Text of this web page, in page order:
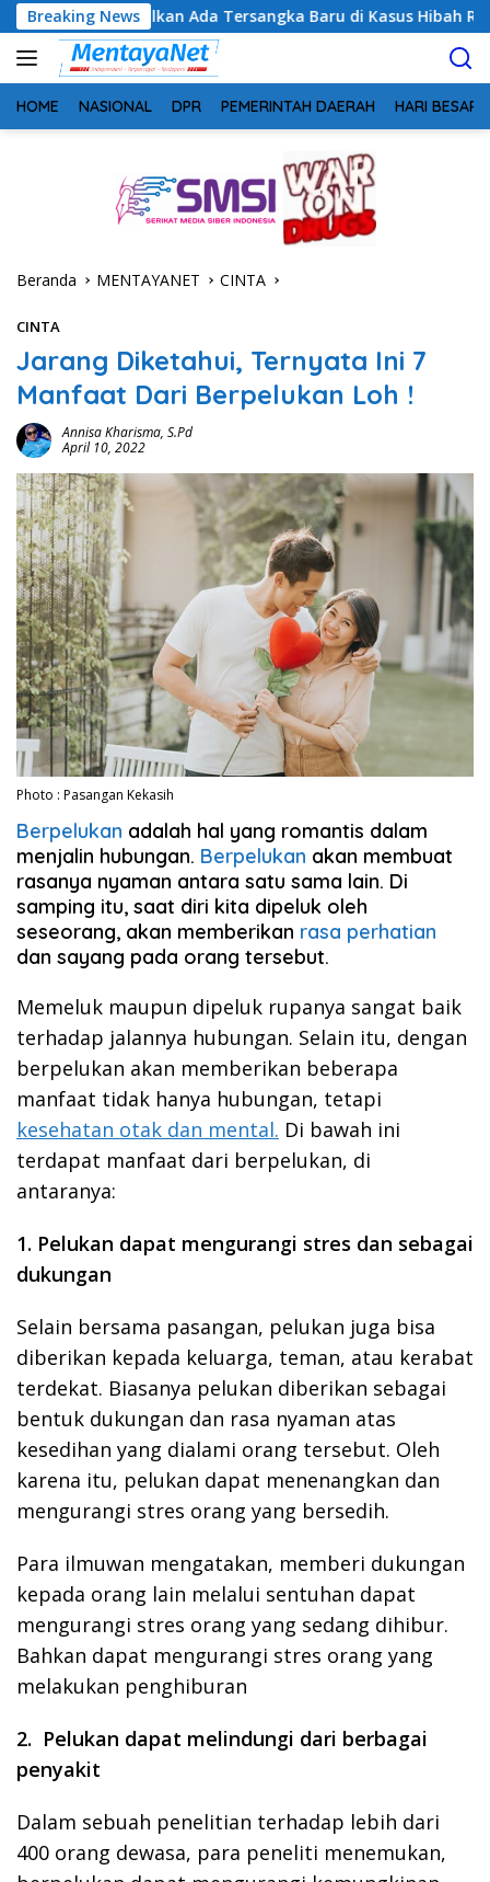
Langsung
ke
konten
Breaking News
Ada Tersangka Baru di Kasus Hibah Rp40 Miliar
HOME NASIONAL DPR PEMERINTAH DAERAH HARI BESAR
Beranda MENTAYANET CINTA
CINTA
Jarang Diketahui, Ternyata Ini 7
Manfaat Dari Berpelukan Loh !
Annisa Kharisma, S.Pd
April 10, 2022
Photo : Pasangan Kekasih
Berpelukan adalah hal yang romantis dalam
menjalin hubungan. Berpelukan akan membuat
rasanya nyaman antara satu sama lain. Di
samping itu, saat diri kita dipeluk oleh
seseorang, akan memberikan rasa perhatian
dan sayang pada orang tersebut.
Memeluk maupun dipeluk rupanya sangat baik
terhadap jalannya hubungan. Selain itu, dengan
berpelukan akan memberikan beberapa
manfaat tidak hanya hubungan, tetapi
kesehatan otak dan mental. Di bawah ini
terdapat manfaat dari berpelukan, di
antaranya:
1. Pelukan dapat mengurangi stres dan sebagai
dukungan
Selain bersama pasangan, pelukan juga bisa
diberikan kepada keluarga, teman, atau kerabat
terdekat. Biasanya pelukan diberikan sebagai
bentuk dukungan dan rasa nyaman atas
kesedihan yang dialami orang tersebut. Oleh
karena itu, pelukan dapat menenangkan dan
mengurangi stres orang yang bersedih.
Para ilmuwan mengatakan, memberi dukungan
kepada orang lain melalui sentuhan dapat
mengurangi stres orang yang sedang dihibur.
Bahkan dapat mengurangi stres orang yang
melakukan penghiburan
2. Pelukan dapat melindungi dari berbagai
penyakit
Dalam sebuah penelitian terhadap lebih dari
400 orang dewasa, para peneliti menemukan,